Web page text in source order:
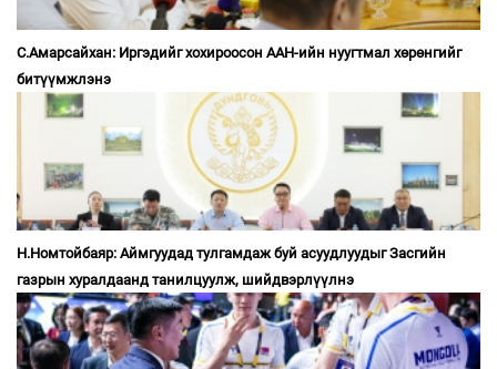
С.Амарсайхан: Иргэдийг хохироосон ААН-ийн нуугтмал хөрөнгийг
битүүмжлэнэ
Н.Номтойбаяр: Аймгуудад тулгамдаж буй асуудлуудыг Засгийн
газрын хуралдаанд танилцуулж, шийдвэрлүүлнэ